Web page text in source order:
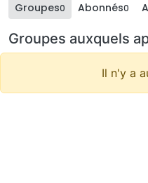
Groupes0 Abonnés0
Groupes auxquels
Il n'y a